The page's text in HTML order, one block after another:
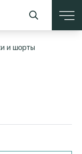
и шорты